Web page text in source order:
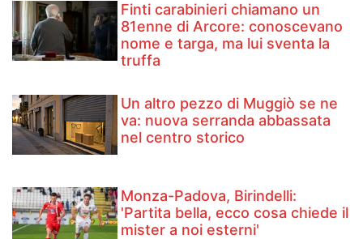
Finti carabinieri chiamano un
81enne di Arcore: conoscevano
nome e targa, ma lui sventa la
truffa
Un altro pezzo di Muggiò se ne
va: nuova serranda abbassata
nel centro storico
Monza-Padova, Birindelli:
'Partita bella, ecco cosa chiede il
mister a noi esterni'